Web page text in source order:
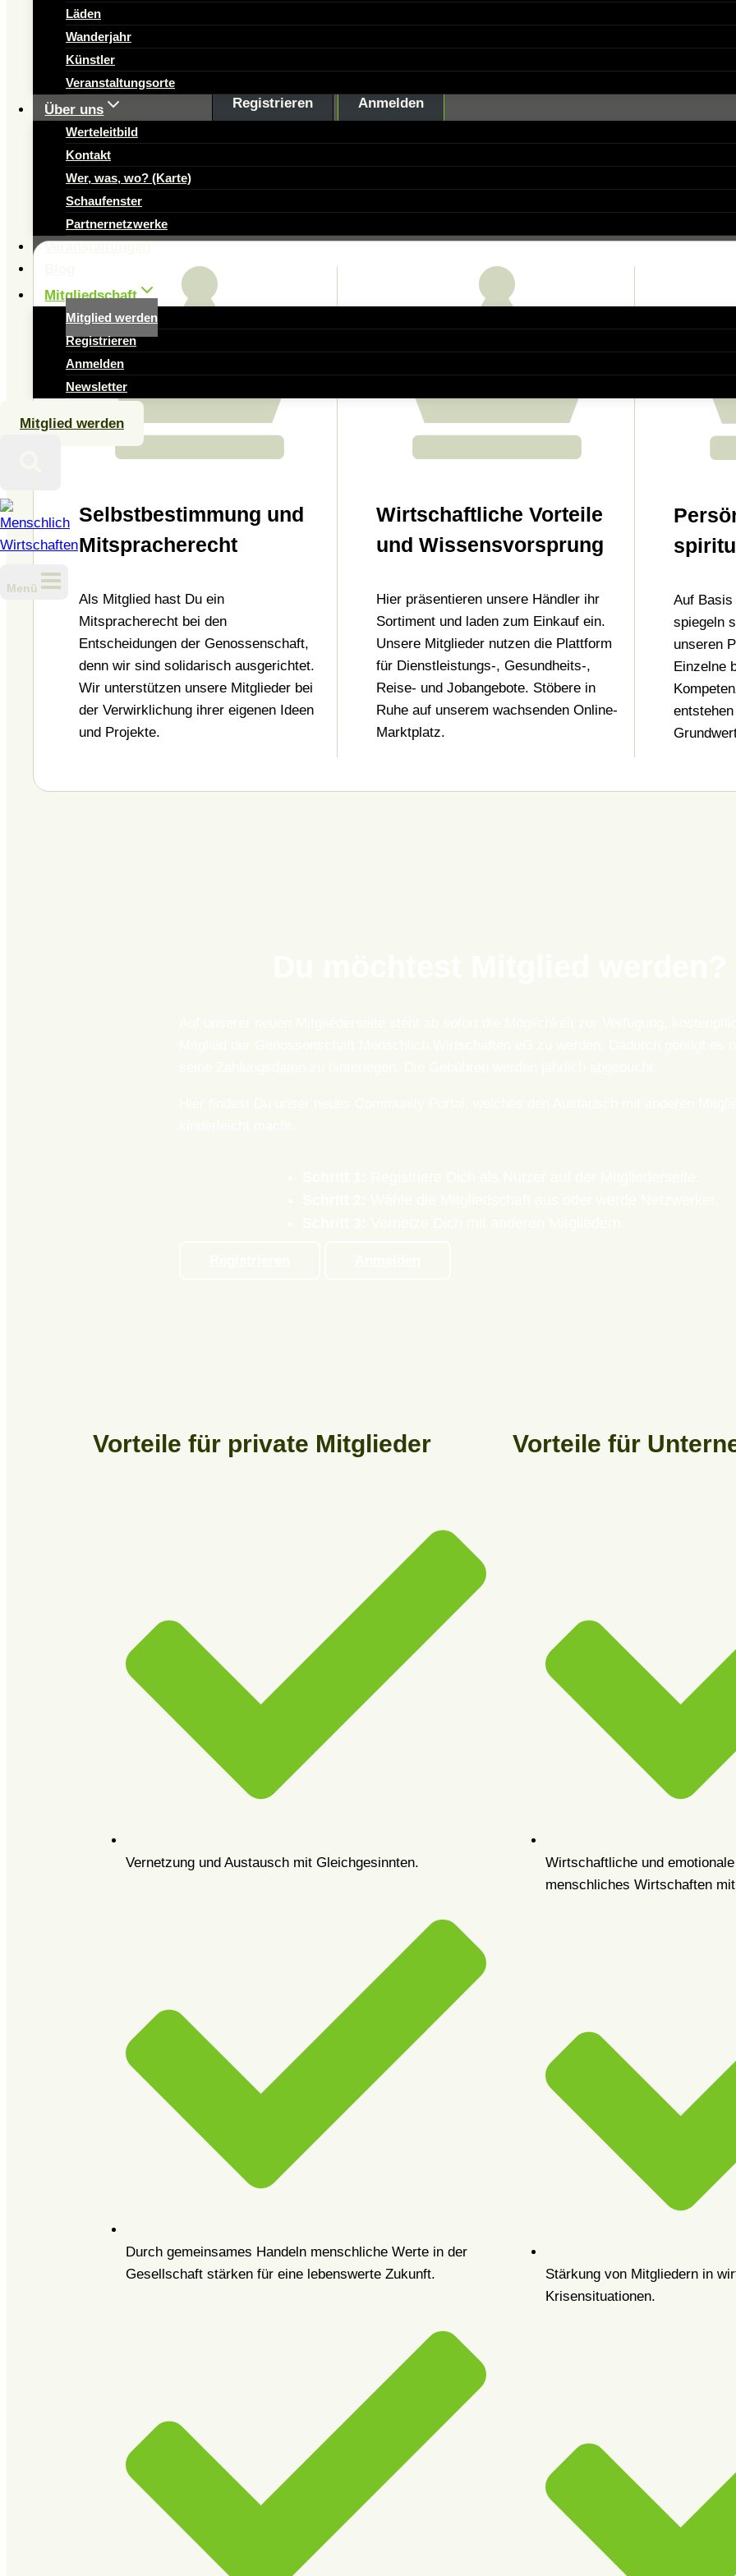
Läden
Wanderjahr
Künstler
Veranstaltungsorte
Über uns
Werteleitbild
Kontakt
Wer, was, wo? (Karte)
Schaufenster
Partnernetzwerke
Veranstaltungen
Mitgliedschaft
Mitglied werden
Registrieren
Anmelden
Newsletter
Mitglied werden
Menü
Genossenschaftsarbeit ist mehr als nur ein wirtschaftliches
Registrieren Anmelden
Selbstbestimmung und
Mitspracherecht
Als Mitglied hast Du ein
Mitspracherecht bei den
Entscheidungen der Genossenschaft,
denn wir sind solidarisch ausgerichtet.
Wir unterstützen unsere Mitglieder bei
der Verwirklichung ihrer eigenen Ideen
und Projekte.
Wirtschaftliche Vorteile
und Wissensvorsprung
Hier präsentieren unsere Händler ihr
Sortiment und laden zum Einkauf ein.
Unsere Mitglieder nutzen die Plattform
für Dienstleistungs-, Gesundheits-,
Reise- und Jobangebote. Stöbere in
Ruhe auf unserem wachsenden Online-
Marktplatz.
Auf Basis
spiegeln
unseren
Einzelne
Vorteile für private Mitglieder
Vernetzung und Austausch mit Gleichgesinnten.
Durch gemeinsames Handeln menschliche Werte in der
Gesellschaft stärken für eine lebenswerte Zukunft.
Vorteile für
Wirtschaftliche und
menschliches Wirtschaften
Stärkung von Mitgliedern in
Krisensituationen.